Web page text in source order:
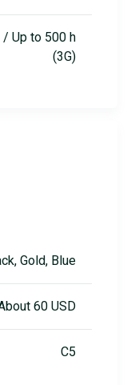
/ Up to 500 h
(3G)
Gold, Blue
60 USD
C5